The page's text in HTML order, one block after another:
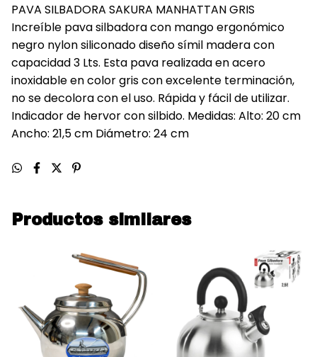
PAVA SILBADORA SAKURA MANHATTAN GRIS
Increíble pava silbadora con mango ergonómico
negro nylon siliconado diseño símil madera con
capacidad 3 Lts. Esta pava realizada en acero
inoxidable en color gris con excelente terminación,
no se decolora con el uso. Rápida y fácil de utilizar.
Indicador de hervor con silbido. Medidas: Alto: 20 cm
Ancho: 21,5 cm Diámetro: 24 cm
Productos similares